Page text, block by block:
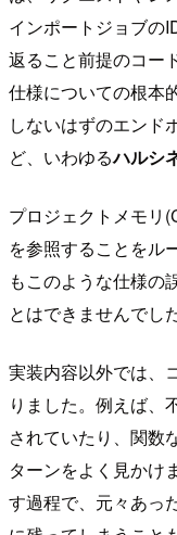
インポートジョブの
返ること前提のコー
仕様についての根本
しないはずのエンド
ど、いわゆるハルシ
プロジェクトメモリ
を参照することをル
もこのような仕様の
とはできませんでした
実装内容以外では、
りました。例えば、
されていたり、関数
ターンをよく見かけ
す過程で、元々あっ